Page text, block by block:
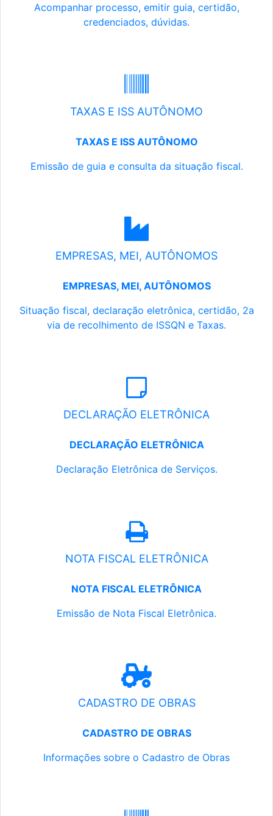
Acompanhar processo, emitir guia, certidão,
credenciados, dúvidas.
TAXAS E ISS AUTÔNOMO
TAXAS E ISS AUTÔNOMO
Emissão de guia e consulta da situação fiscal.
EMPRESAS, MEI, AUTÔNOMOS
EMPRESAS, MEI, AUTÔNOMOS
Situação fiscal, declaração eletrônica, certidão, 2a
via de recolhimento de ISSQN e Taxas.
DECLARAÇÃO ELETRÔNICA
DECLARAÇÃO ELETRÔNICA
Declaração Eletrônica de Serviços.
NOTA FISCAL ELETRÔNICA
NOTA FISCAL ELETRÔNICA
Emissão de Nota Fiscal Eletrônica.
CADASTRO DE OBRAS
CADASTRO DE OBRAS
Informações sobre o Cadastro de Obras